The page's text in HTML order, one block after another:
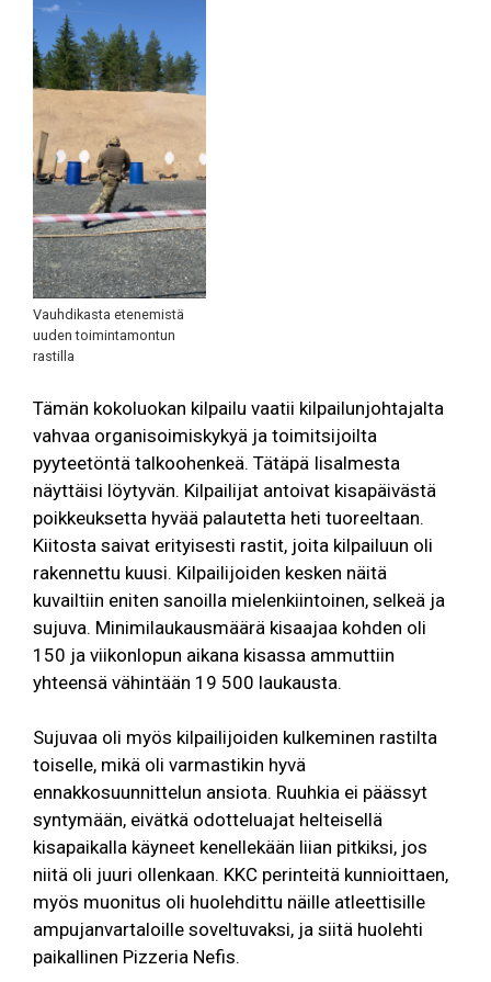
Vauhdikasta etenemistä
uuden toimintamontun
rastilla
Tämän kokoluokan kilpailu vaatii kilpailunjohtajalta
vahvaa organisoimiskykyä ja toimitsijoilta
pyyteetöntä talkoohenkeä. Tätäpä Iisalmesta
näyttäisi löytyvän. Kilpailijat antoivat kisapäivästä
poikkeuksetta hyvää palautetta heti tuoreeltaan.
Kiitosta saivat erityisesti rastit, joita kilpailuun oli
rakennettu kuusi. Kilpailijoiden kesken näitä
kuvailtiin eniten sanoilla mielenkiintoinen, selkeä ja
sujuva. Minimilaukausmäärä kisaajaa kohden oli
150 ja viikonlopun aikana kisassa ammuttiin
yhteensä vähintään 19 500 laukausta.
Sujuvaa oli myös kilpailijoiden kulkeminen rastilta
toiselle, mikä oli varmastikin hyvä
ennakkosuunnittelun ansiota. Ruuhkia ei päässyt
syntymään, eivätkä odotteluajat helteisellä
kisapaikalla käyneet kenellekään liian pitkiksi, jos
niitä oli juuri ollenkaan. KKC perinteitä kunnioittaen,
myös muonitus oli huolehdittu näille atleettisille
ampujanvartaloille soveltuvaksi, ja siitä huolehti
paikallinen Pizzeria Nefis.